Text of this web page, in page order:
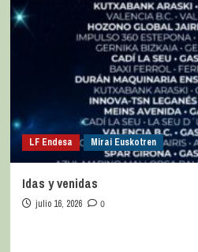
LF Endesa Mirai Euskotren
Idas y venidas
julio 16, 2026 0